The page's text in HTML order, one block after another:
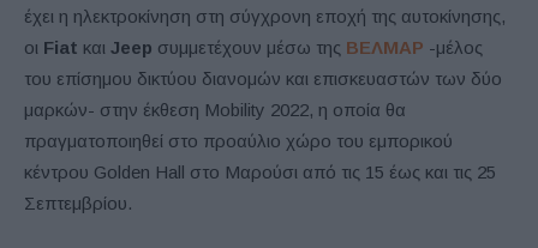
έχει η ηλεκτροκίνηση στη σύγχρονη εποχή της αυτοκίνησης,
οι Fiat και Jeep συμμετέχουν μέσω της ΒΕΛΜΑΡ -μέλος
του επίσημου δικτύου διανομών και επισκευαστών των δύο
μαρκών- στην έκθεση Mobility 2022, η οποία θα
πραγματοποιηθεί στο προαύλιο χώρο του εμπορικού
κέντρου Golden Hall στο Μαρούσι από τις 15 έως και τις 25
Σεπτεμβρίου.